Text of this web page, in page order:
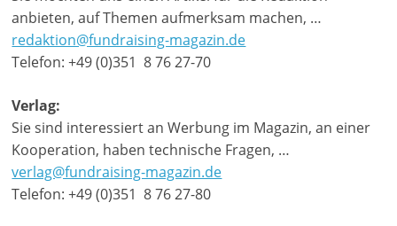
i
a
M
a
r
k
anbieten, auf Themen aufmerksam machen, …
redaktion@fundraising-magazin.de
Telefon: +49 (0)351 8 76 27-70
Verlag:
Sie sind interessiert an Werbung im Magazin, an einer
Kooperation, haben technische Fragen, …
verlag@fundraising-magazin.de
Telefon: +49 (0)351 8 76 27-80